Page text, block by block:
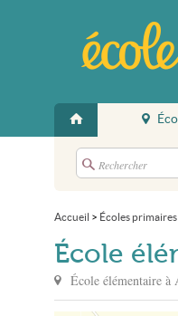
Accueil > Écoles primaires
École
École élémentaire à